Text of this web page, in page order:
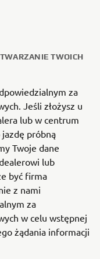
TWOICH
za
Jeśli złożysz u
lub w centrum
jazdę próbną
Twoje dane
lub
być firma
z nami
za
w celu wstępnej
żądania informacji